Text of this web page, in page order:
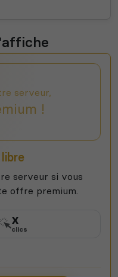
serveur,
!
serveur si vous
offre premium.
X
clics